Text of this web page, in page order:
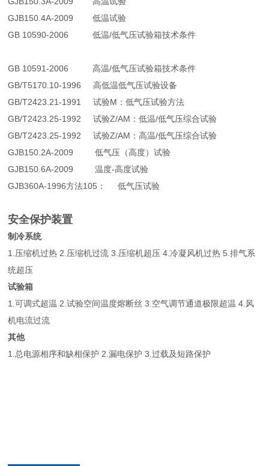
GJB150.4A-2009 低温试验
GB 10590-2006 低温/低气压试验箱技术条件
GB 10591-2006 高温/低气压试验箱技术条件
GB/T5170.10-1996 高低温低气压试验设备
GB/T2423.21-1991 试验M：低气压试验方法
GB/T2423.25-1992 试验Z/AM：低温/低气压综合试验
GB/T2423.25-1992 试验Z/AM：高温/低气压综合试验
GJB150.2A-2009 低气压（高度）试验
GJB150.6A-2009 温度-高度试验
GJB360A-1996方法105： 低气压试验
安全保护装置
制冷系统
1.压缩机过热 2.压缩机过流 3.压缩机超压 4.冷凝风机过热 5.排气系
统超压
试验箱
1.可调式超温 2.试验空间温度熔断丝 3.空气调节通道极限超温 4.风
机电流过流
其他
1.总电源相序和缺相保护 2.漏电保护 3.过载及短路保护